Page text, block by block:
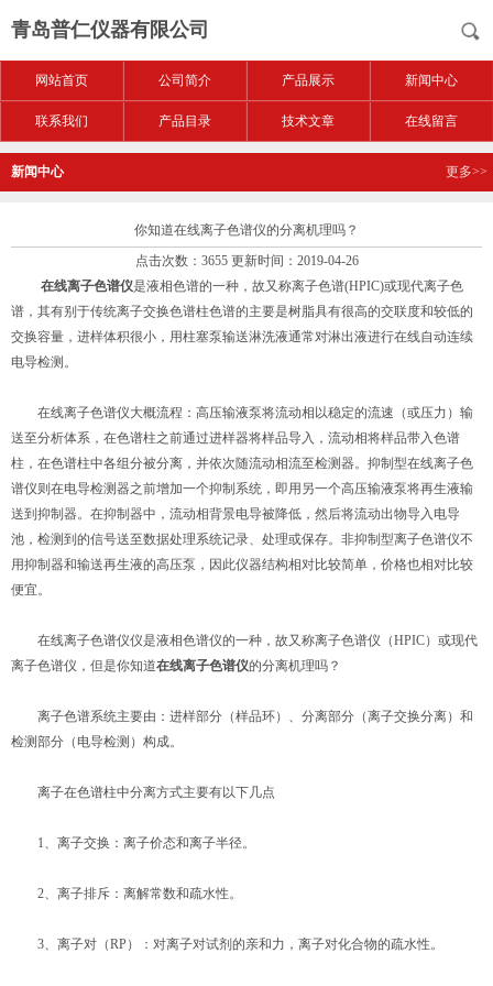
青岛普仁仪器有限公司
网站首页 公司简介 产品展示 新闻中心
联系我们 产品目录 技术文章 在线留言
新闻中心 更多>>
你知道在线离子色谱仪的分离机理吗？
点击次数：3655 更新时间：2019-04-26
在线离子色谱仪是液相色谱的一种，故又称离子色谱(HPIC)或现代离子色
谱，其有别于传统离子交换色谱柱色谱的主要是树脂具有很高的交联度和较低的
交换容量，进样体积很小，用柱塞泵输送淋洗液通常对淋出液进行在线自动连续
电导检测。
在线离子色谱仪大概流程：高压输液泵将流动相以稳定的流速（或压力）输
送至分析体系，在色谱柱之前通过进样器将样品导入，流动相将样品带入色谱
柱，在色谱柱中各组分被分离，并依次随流动相流至检测器。抑制型在线离子色
谱仪则在电导检测器之前增加一个抑制系统，即用另一个高压输液泵将再生液输
送到抑制器。在抑制器中，流动相背景电导被降低，然后将流动出物导入电导
池，检测到的信号送至数据处理系统记录、处理或保存。非抑制型离子色谱仪不
用抑制器和输送再生液的高压泵，因此仪器结构相对比较简单，价格也相对比较
便宜。
在线离子色谱仪仪是液相色谱仪的一种，故又称离子色谱仪（HPIC）或现代
离子色谱仪，但是你知道在线离子色谱仪的分离机理吗？
离子色谱系统主要由：进样部分（样品环）、分离部分（离子交换分离）和
检测部分（电导检测）构成。
离子在色谱柱中分离方式主要有以下几点
1、离子交换：离子价态和离子半径。
2、离子排斥：离解常数和疏水性。
3、离子对（RP）：对离子对试剂的亲和力，离子对化合物的疏水性。